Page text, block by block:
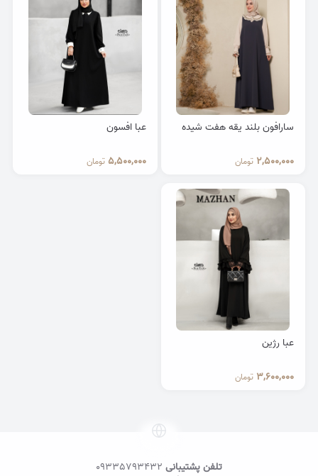
سارافون بلند یقه هفت شیده
2,500,000 تومان
عبا افسون
5,500,000 تومان
عبا رژین
3,600,000 تومان
تلفن پشتیبانی 09335793432